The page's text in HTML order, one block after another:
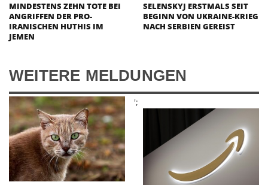
MINDESTENS ZEHN TOTE BEI
ANGRIFFEN DER PRO-
IRANISCHEN HUTHIS IM
JEMEN
SELENSKYJ ERSTMALS SEIT
BEGINN VON UKRAINE-KRIEG
NACH SERBIEN GEREIST
WEITERE MELDUNGEN
';